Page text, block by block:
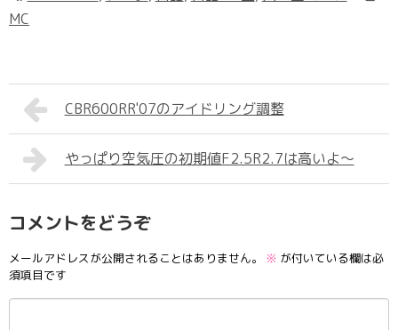
MC
CBR600RR'07のアイドリング調整
やっぱり空気圧の初期値F2.5R2.7は高いよ～
コメントをどうぞ
メールアドレスが公開されることはありません。 ※ が付いている欄は必
須項目です